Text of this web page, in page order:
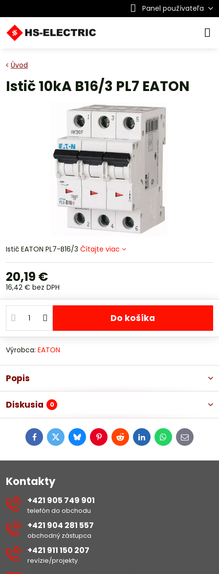
Panel používateľa
Úvod
Istič 10kA B16/3 PL7 EATON
Istič EATON PL7-B16/3 Čítajte viac
20,19 €
16,42 € bez DPH
Do košíka
Výrobca: EATON
Popis
Diskusia 0
FacebookTwitterBlueskyPinterestRedditLinkedInWhatsApp
E-
mail
Kontakty
+421 905 749 901
telefón do obchodu
+421 904 281 557
obchodný zástupca
+421 911 150 207
revízie/projekty